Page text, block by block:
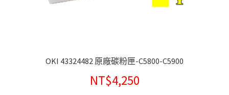
OKI 43324482 原廠碳粉匣-C5800-C5900
NT$4,250